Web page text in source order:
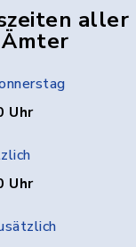
aller
Uhr
Uhr